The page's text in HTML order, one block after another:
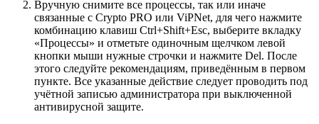
Вручную снимите все процессы, так или иначе
связанные с Crypto PRO или ViPNet, для чего нажмите
комбинацию клавиш Ctrl+Shift+Esc, выберите вкладку
«Процессы» и отметьте одиночным щелчком левой
кнопки мыши нужные строчки и нажмите Del. После
этого следуйте рекомендациям, приведённым в первом
пункте. Все указанные действие следует проводить под
учётной записью администратора при выключенной
антивирусной защите.